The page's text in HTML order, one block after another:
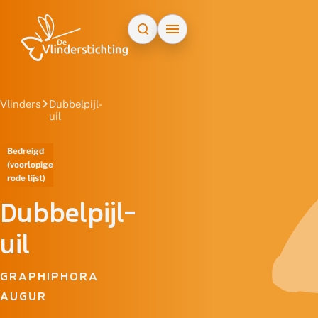
Vlinders
Dubbelpijl-
uil
Bedreigd
(voorlopige
rode lijst)
Dubbelpijl-
uil
GRAPHIPHORA
AUGUR